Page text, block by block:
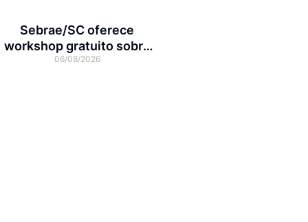
Sebrae/SC oferece
workshop gratuito sobre
franquias em Joinville
06/08/2026